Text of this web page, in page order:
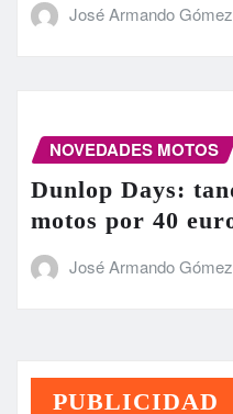
José Armando Gómez
NOVEDADES MOTOS
Dunlop Days:
motos por 40
José Armando Gómez
PUBLICIDAD